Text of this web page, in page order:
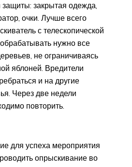
закрытая одежда,
очки. Лучше всего
с телескопической
обрабатывать нужно все
не ограничиваясь
яблоней. Вредители
и на другие
Через две недели
повторить.
для успеха мероприятия
опрыскивание во